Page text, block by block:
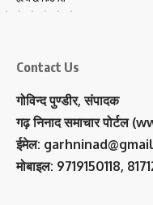
Contact Us
गोविन्द पुण्डीर, संपादक
गढ़ निनाद समाचार पोर्टल
ईमेल:
मोबाइल: 9719150118,